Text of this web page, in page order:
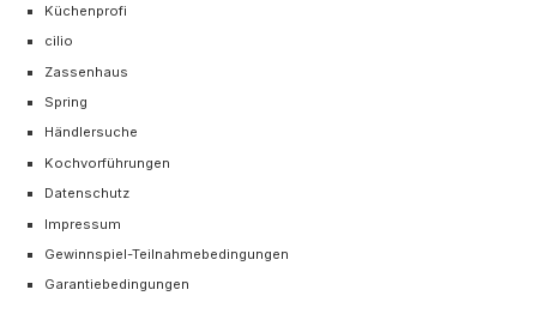
Küchenprofi
cilio
Zassenhaus
Spring
Händlersuche
Kochvorführungen
Datenschutz
Impressum
Gewinnspiel-Teilnahmebedingungen
Garantiebedingungen